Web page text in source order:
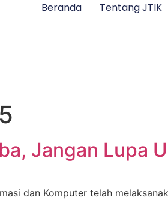
Beranda Tentang JTIK
Jangan Lupa
dan Komputer telah